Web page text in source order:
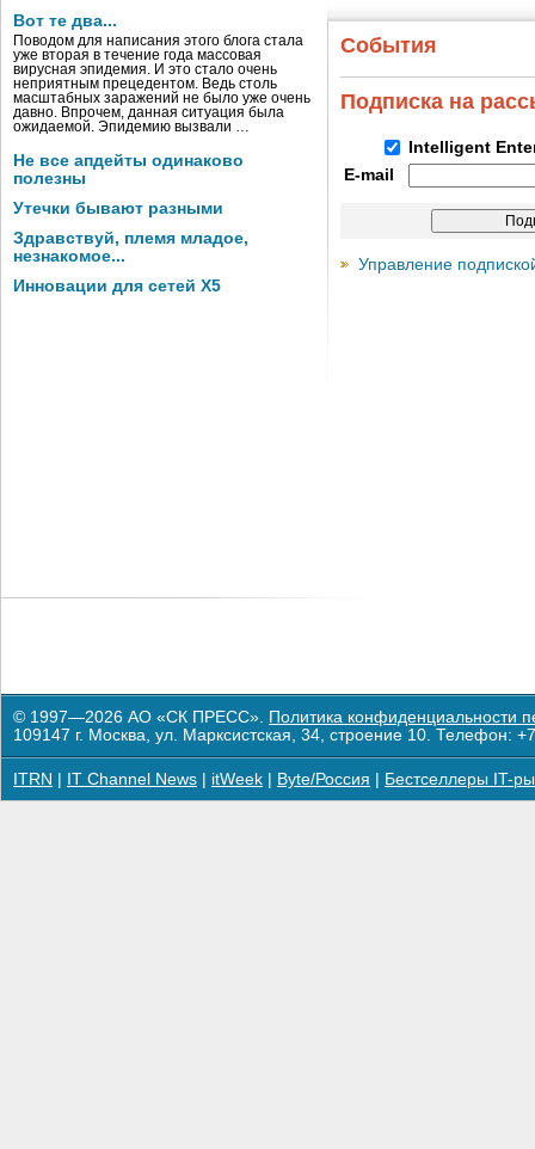
Вот те два...
Поводом для написания этого блога стала
уже вторая в течение года массовая
вирусная эпидемия. И это стало очень
неприятным прецедентом. Ведь столь
масштабных заражений не было уже очень
давно. Впрочем, данная ситуация была
ожидаемой. Эпидемию вызвали …
Не все апдейты одинаково
полезны
Утечки бывают разными
Здравствуй, племя младое,
незнакомое...
Инновации для сетей X5
События
Подписка на
Intelligent
E-mail
Управление
© 1997—2026 АО «СК ПРЕСС». Политика конфиденциальности
109147 г. Москва, ул. Марксистская, 34, строение 10. Телефон:
ITRN IT Channel News itWeek Byte/Россия Бестселлеры IT-